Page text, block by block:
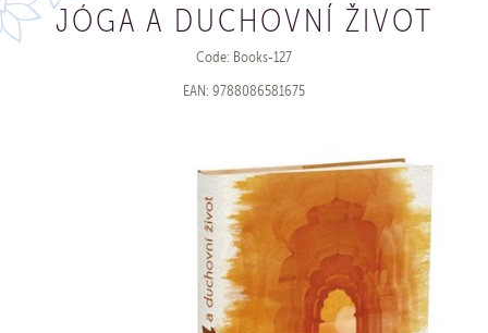
JÓGA A DUCHOVNÍ ŽIVOT
Code: Books-127
EAN: 9788086581675